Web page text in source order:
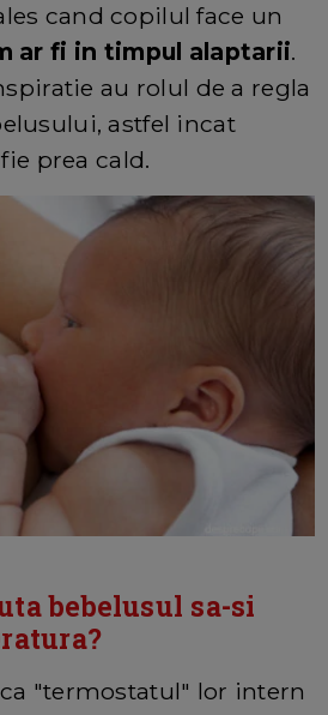
cand copilul face un
ar fi in timpul alaptarii.
au rolul de a regla
astfel incat
prea cald.
bebelusul sa-si
"termostatul" lor intern